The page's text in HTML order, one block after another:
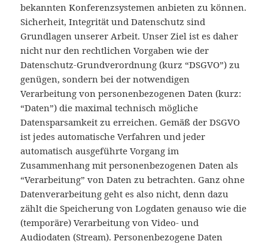
bekannten Konferenzsystemen anbieten zu können.
Sicherheit, Integrität und Datenschutz sind
Grundlagen unserer Arbeit. Unser Ziel ist es daher
nicht nur den rechtlichen Vorgaben wie der
Datenschutz-Grundverordnung (kurz “DSGVO”) zu
genügen, sondern bei der notwendigen
Verarbeitung von personenbezogenen Daten (kurz:
“Daten”) die maximal technisch mögliche
Datensparsamkeit zu erreichen. Gemäß der DSGVO
ist jedes automatische Verfahren und jeder
automatisch ausgeführte Vorgang im
Zusammenhang mit personenbezogenen Daten als
“Verarbeitung” von Daten zu betrachten. Ganz ohne
Datenverarbeitung geht es also nicht, denn dazu
zählt die Speicherung von Logdaten genauso wie die
(temporäre) Verarbeitung von Video- und
Audiodaten (Stream). Personenbezogene Daten